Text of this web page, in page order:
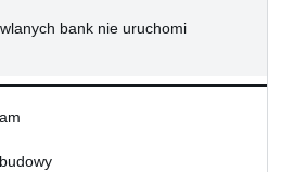
bank nie uruchomi